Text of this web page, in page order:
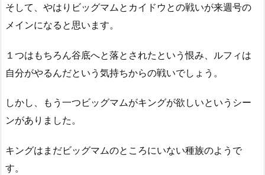
そして、やはりビッグマムとカイドウとの戦いが来週号の
メインになると思います。
１つはもちろん谷底へと落とされたという恨み、ルフィは
自分がやるんだという気持ちからの戦いでしょう。
しかし、もう一つビッグマムがキングが欲しいというシー
ンがありました。
キングはまだビッグマムのところにいない種族のようで
す。